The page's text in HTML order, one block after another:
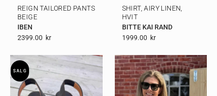
REIGN TAILORED PANTS
BEIGE
IBEN
2399.00 Kr
SHIRT, AIRY LINEN,
HVIT
BITTE KAI RAND
1999.00 Kr
SALG